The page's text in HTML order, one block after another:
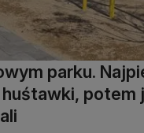
parku.
potem